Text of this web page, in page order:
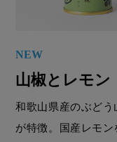
NEW
山椒とレモン
和歌山県産のぶど
が特徴。国産レモ